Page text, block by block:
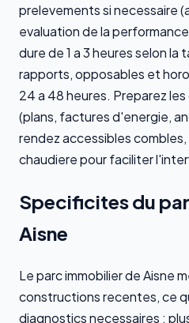
prelevements si necessaire
evaluation de la
dure de 1 a 3 heures selon la
rapports, opposables et
24 a 48 heures. Preparez
(plans, factures d'energie,
rendez accessibles
chaudiere pour faciliter
Specificites du
Aisne
Le parc immobilier de Aisne
constructions recentes, ce
diagnostics necessaires :